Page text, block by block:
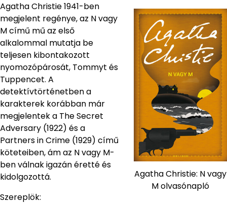
Agatha Christie: N vagy
M olvasónapló
Agatha Christie 1941-ben
megjelent regénye, az N vagy
M című mű az első
alkalommal mutatja be
teljesen kibontakozott
nyomozópárosát, Tommyt és
Tuppencet. A
detektívtörténetben a
karakterek korábban már
megjelentek a The Secret
Adversary (1922) és a
Partners in Crime (1929) című
köteteiben, ám az N vagy M-
ben válnak igazán éretté és
kidolgozottá.
Szereplök: